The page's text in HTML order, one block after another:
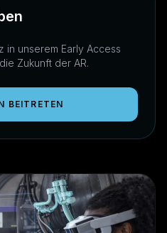
in unserem Early Access
Zukunft der AR.
BEITRETEN